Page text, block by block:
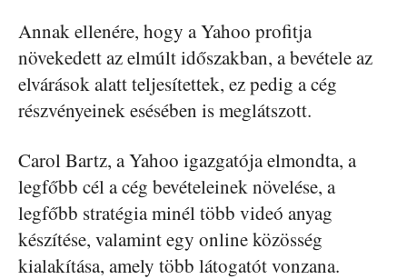
Annak ellenére, hogy a Yahoo profitja
növekedett az elmúlt időszakban, a bevétele az
elvárások alatt teljesítettek, ez pedig a cég
részvényeinek esésében is meglátszott.
Carol Bartz, a Yahoo igazgatója elmondta, a
legfőbb cél a cég bevételeinek növelése, a
legfőbb stratégia minél több videó anyag
készítése, valamint egy online közösség
kialakítása, amely több látogatót vonzana.